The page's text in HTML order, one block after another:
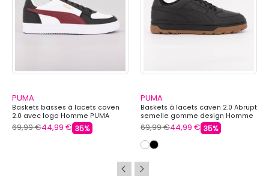
PUMA
Baskets basses à lacets caven
2.0 avec logo Homme PUMA
69,99 €44,99 € 35%
PUMA
Baskets à lacets caven 2.0 Abrupt
semelle gomme design Homme
PUMA
69,99 €44,99 € 35%